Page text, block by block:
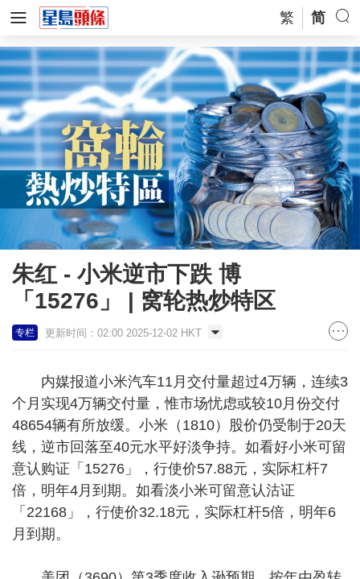
繁 简
朱红 - 小米逆市下跌 博
「15276」 | 窝轮热炒特区
专栏 更新时间：02:00 2025-12-02 HKT
内媒报道小米汽车11月交付量超过4万辆，连续3
个月实现4万辆交付量，惟市场忧虑或较10月份交付
48654辆有所放缓。小米（1810）股价仍受制于20天
线，逆市回落至40元水平好淡争持。如看好小米可留
意认购证「15276」，行使价57.88元，实际杠杆7
倍，明年4月到期。如看淡小米可留意认沽证
「22168」，行使价32.18元，实际杠杆5倍，明年6
月到期。